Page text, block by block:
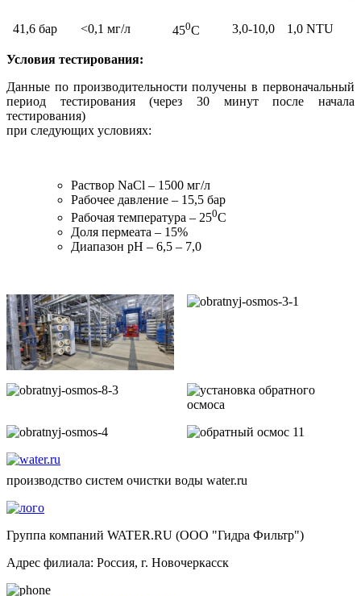
41,6 бар <0,1 мг/л 450C 3,0-10,0 1,0 NTU
Условия тестирования:
Данные по производительности получены в первоначальный
период тестирования (через 30 минут после начала
тестирования)
при следующих условиях:
Раствор NaCl – 1500 мг/л
Рабочее давление – 15,5 бар
Рабочая температура – 250C
Доля пермеата – 15%
Диапазон pH – 6,5 – 7,0
производство систем очистки воды water.ru
Группа компаний WATER.RU (ООО "Гидра Фильтр")
Адрес филиала: Россия, г. Новочеркасск